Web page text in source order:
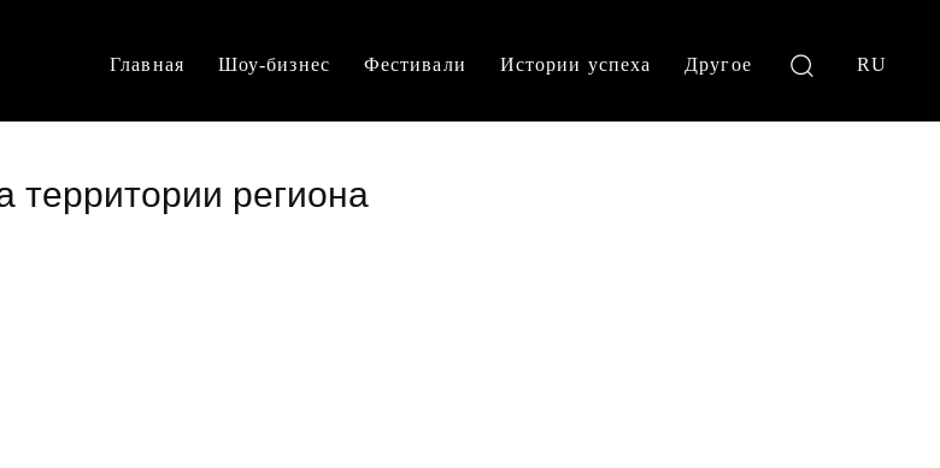
Главная Шоу-бизнес Фестивали Истории успеха Другое RU
территории региона